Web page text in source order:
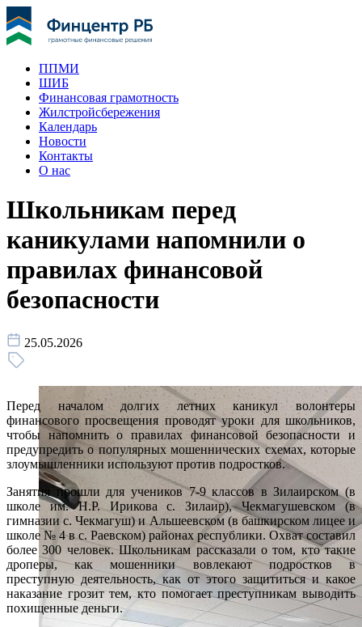
ППМИ
ШИБ
Финансовая грамотность
Жилстройсбережения
Календарь
Новости
Контакты
О нас
Школьникам перед
каникулами напомнили о
правилах финансовой
безопасности
25.05.2026
Перед началом долгих летних каникул волонтеры
финансового просвещения проводят уроки для школьников,
чтобы напомнить о правилах финансовой безопасности и
предупредить о популярных мошеннических схемах, которые
злоумышленники используют против подростков.
Занятия прошли для учеников 7-9 классов в Зилаирском (в
школе им. Н.Р. Ирикова с. Зилаир), Чекмагушевском (в
гимназии с. Чекмагуш) и Альшеевском (в башкирском лицее и
школе № 4 в с. Раевском) районах республики. Охват составил
более 300 человек. Школьникам рассказали о том, кто такие
дроперы, как мошенники вовлекают подростков в
преступную деятельность, как от этого защититься и какое
наказание грозит тем, кто помогает преступникам выводить
похищенные деньги.